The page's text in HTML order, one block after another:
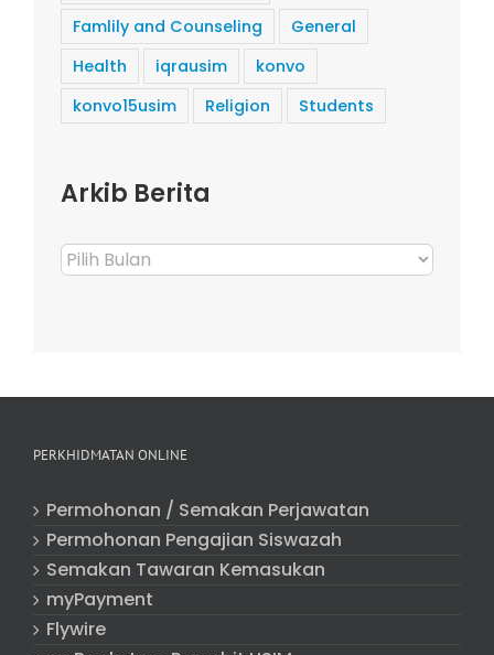
Famlily and Counseling
General
Health
iqrausim
konvo
konvo15usim
Religion Students
Arkib Berita
Arkib
Berita
PERKHIDMATAN ONLINE
Permohonan / Semakan Perjawatan
Permohonan Pengajian Siswazah
Semakan Tawaran Kemasukan
myPayment
Flywire